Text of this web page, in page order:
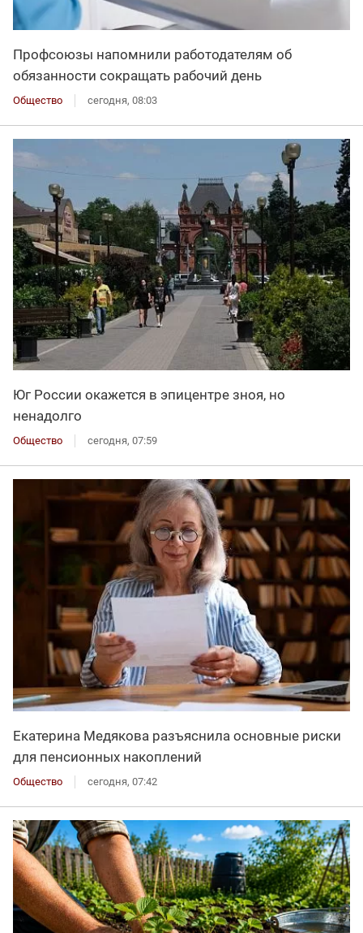
Профсоюзы напомнили работодателям об
обязанности сокращать рабочий день
Общество сегодня, 08:03
Юг России окажется в эпицентре зноя, но
ненадолго
Общество сегодня, 07:59
Екатерина Медякова разъяснила основные риски
для пенсионных накоплений
Общество сегодня, 07:42